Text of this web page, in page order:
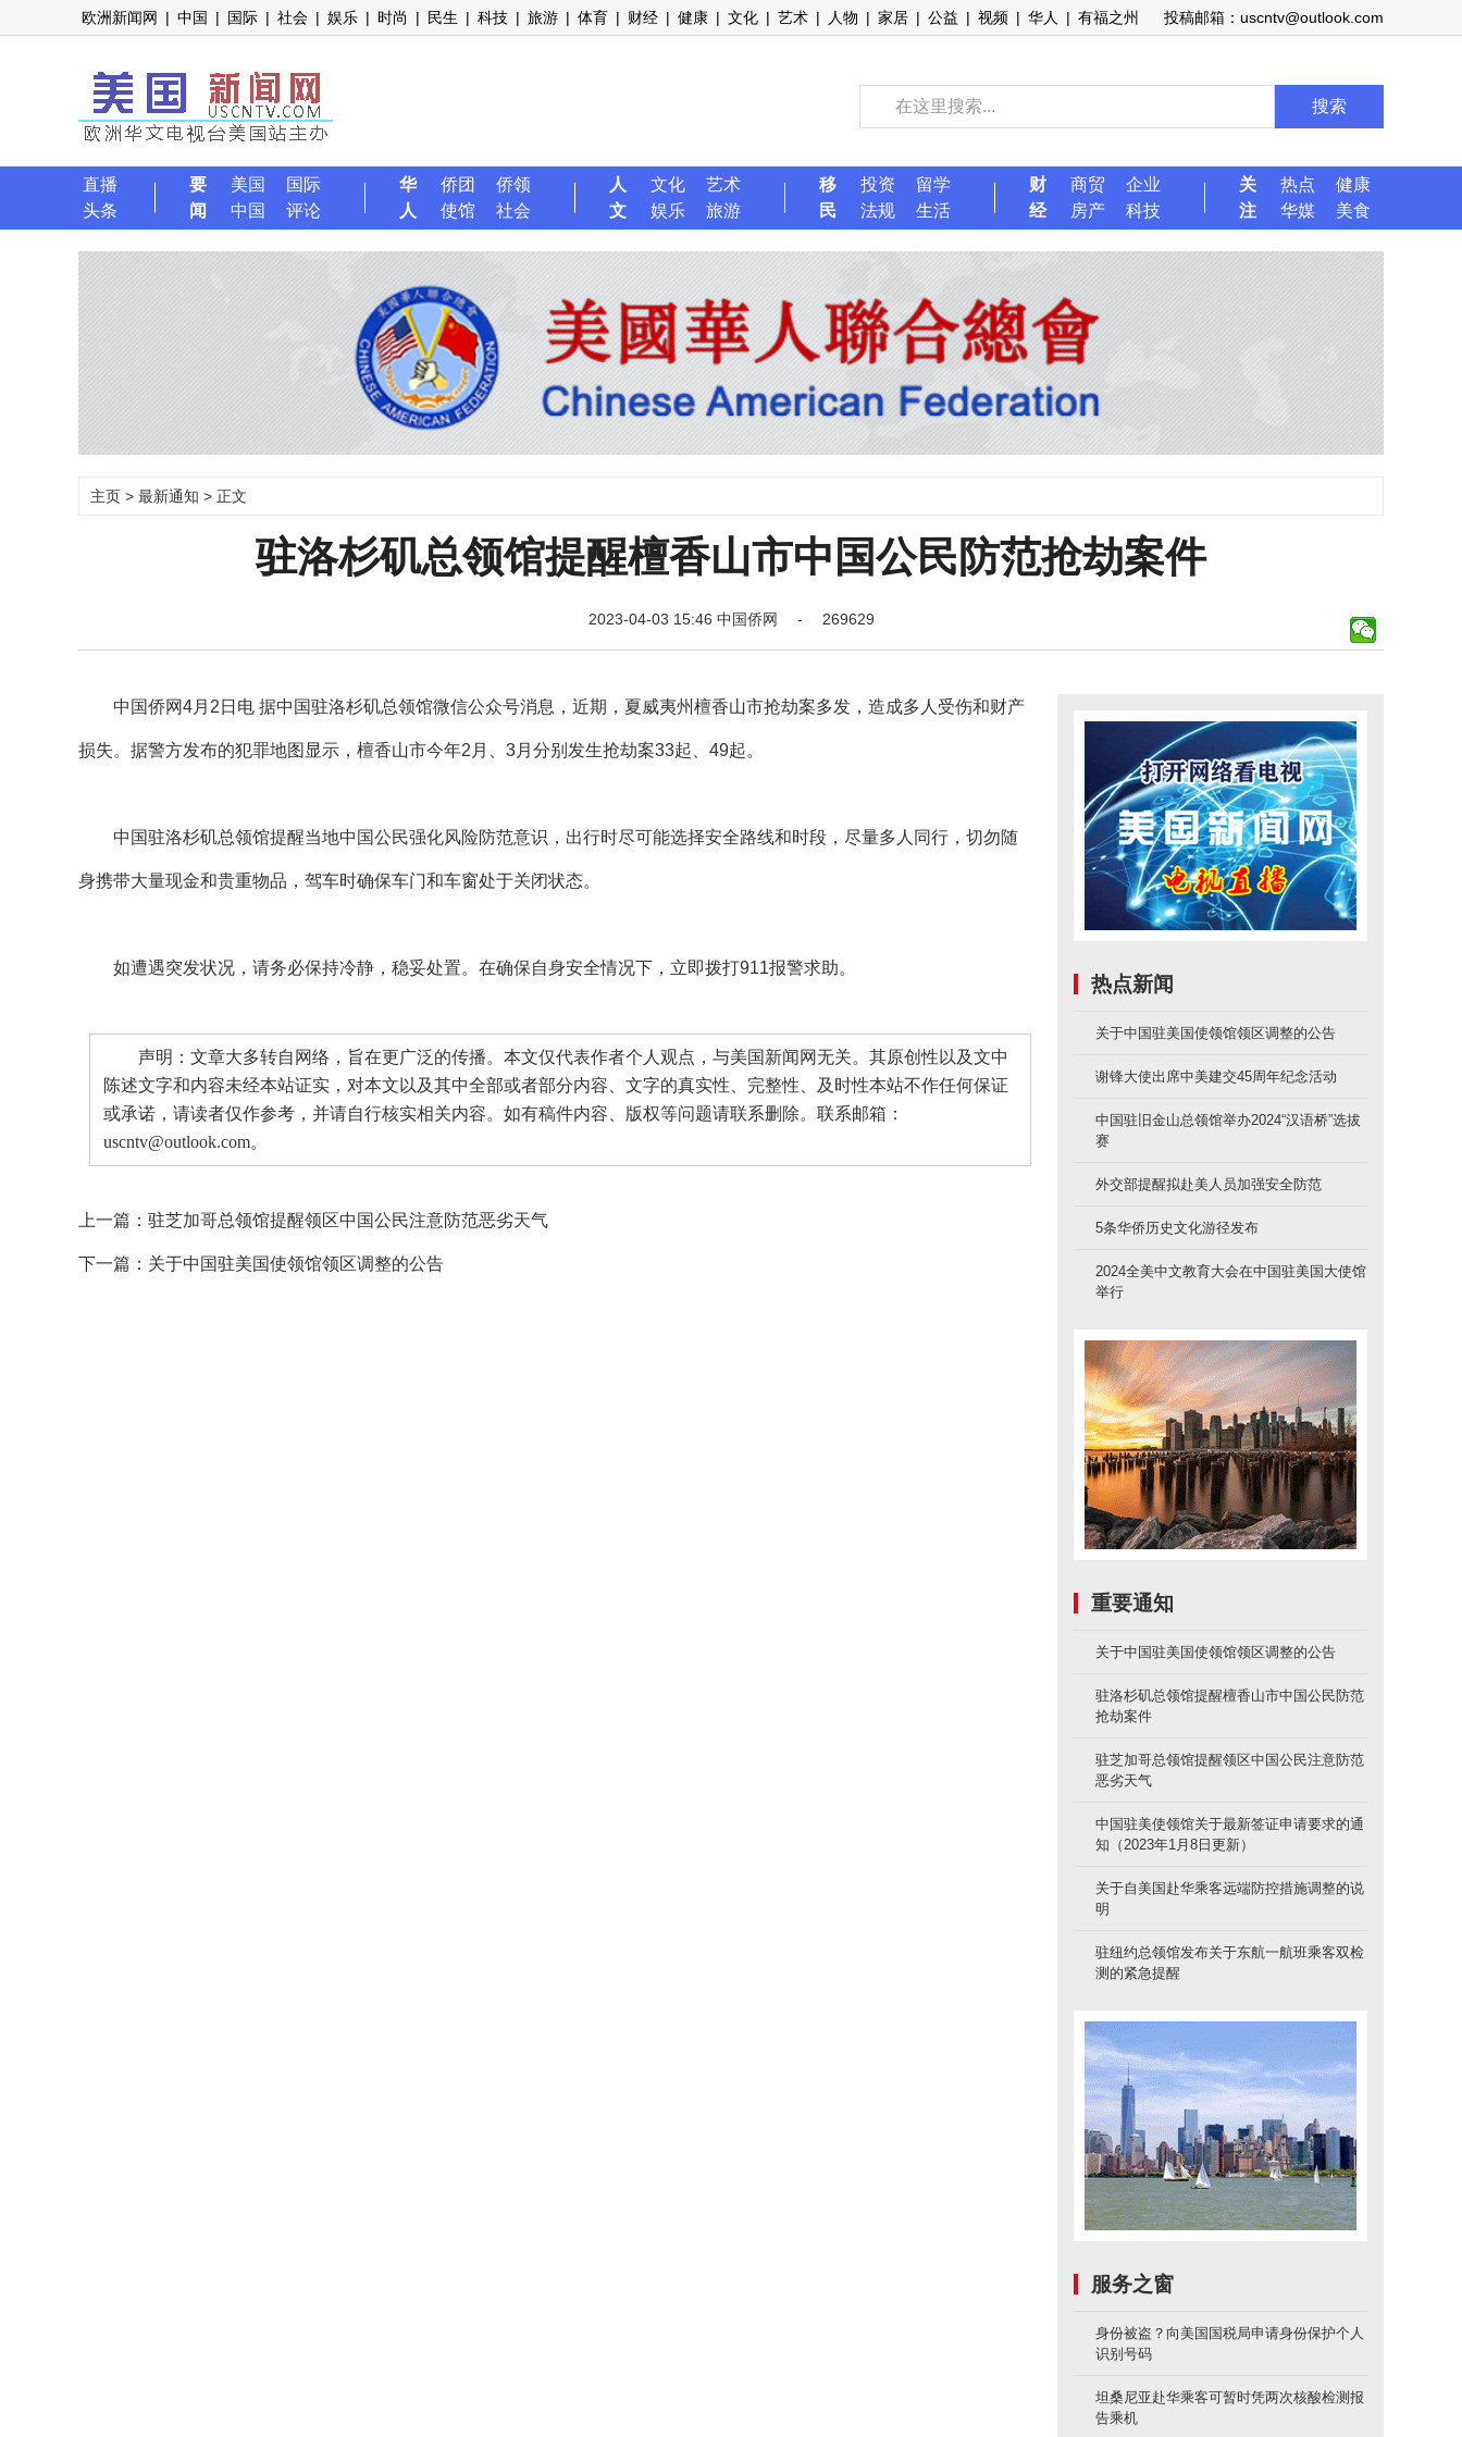
欧洲新闻网 | 中国 | 国际 | 社会 | 娱乐 | 时尚 | 民生 | 科技 | 旅游 | 体育 | 财经 | 健康 | 文化 | 艺术 | 人物 | 家居 | 公益 | 视频 | 华人 | 有福之州 投稿邮箱：uscntv@outlook.com
搜索
直播
头条
要
闻
美国
国际
中国
评论
华
人
侨团
侨领
使馆
社会
人
文
文化
艺术
娱乐
旅游
移
民
投资
留学
法规
生活
财
经
商贸
企业
房产
科技
关
注
热点
健康
华媒
美食
主页 > 最新通知 > 正文
驻洛杉矶总领馆提醒檀香山市中国公民防范抢劫案件
2023-04-03 15:46 中国侨网 - 269629
中国侨网4月2日电 据中国驻洛杉矶总领馆微信公众号消息，近期，夏威夷州檀香山市抢劫案多发，造成多人受伤和财产
损失。据警方发布的犯罪地图显示，檀香山市今年2月、3月分别发生抢劫案33起、49起。
中国驻洛杉矶总领馆提醒当地中国公民强化风险防范意识，出行时尽可能选择安全路线和时段，尽量多人同行，切勿随
身携带大量现金和贵重物品，驾车时确保车门和车窗处于关闭状态。
如遭遇突发状况，请务必保持冷静，稳妥处置。在确保自身安全情况下，立即拨打911报警求助。
声明：文章大多转自网络，旨在更广泛的传播。本文仅代表作者个人观点，与美国新闻网无关。其原创性以及文中
陈述文字和内容未经本站证实，对本文以及其中全部或者部分内容、文字的真实性、完整性、及时性本站不作任何保证
或承诺，请读者仅作参考，并请自行核实相关内容。如有稿件内容、版权等问题请联系删除。联系邮箱：
uscntv@outlook.com。
上一篇： 驻芝加哥总领馆提醒领区中国公民注意防范恶劣天气
下一篇： 关于中国驻美国使领馆领区调整的公告
热点新闻
关于中国驻美国使领馆领区调整的公告
谢锋大使出席中美建交45周年纪念活动
中国驻旧金山总领馆举办2024“汉语桥”选拔
赛
外交部提醒拟赴美人员加强安全防范
5条华侨历史文化游径发布
2024全美中文教育大会在中国驻美国大使馆
举行
重要通知
关于中国驻美国使领馆领区调整的公告
驻洛杉矶总领馆提醒檀香山市中国公民防范
抢劫案件
驻芝加哥总领馆提醒领区中国公民注意防范
恶劣天气
中国驻美使领馆关于最新签证申请要求的通
知（2023年1月8日更新）
关于自美国赴华乘客远端防控措施调整的说
明
驻纽约总领馆发布关于东航一航班乘客双检
测的紧急提醒
服务之窗
身份被盗？向美国国税局申请身份保护个人
识别号码
坦桑尼亚赴华乘客可暂时凭两次核酸检测报
告乘机